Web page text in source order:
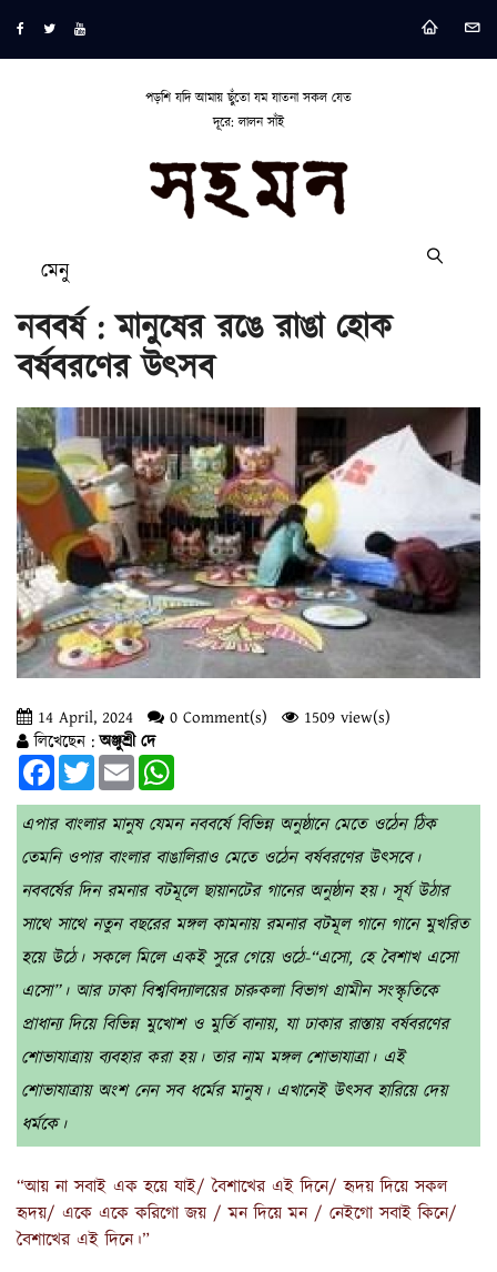
পড়শি যদি আমায় ছুঁতো যম যাতনা সকল যেত
দূরে: লালন সাঁই
মেনু
নববর্ষ : মানুষের রঙে রাঙা হোক
বর্ষবরণের উৎসব
14 April, 2024 0 Comment(s)
1509 view(s)
লিখেছেন :অঞ্জুশ্রী দে
FacebookTwitterEmail
এপার বাংলার মানুষ যেমন নববর্ষে বিভিন্ন অনুষ্ঠানে মেতে ওঠেন ঠিক
তেমনি ওপার বাংলার বাঙালিরাও মেতে ওঠেন বর্ষবরণের উৎসবে।
নববর্ষের দিন রমনার বটমূলে ছায়ানটের গানের অনুষ্ঠান হয়। সূর্য উঠার
সাথে সাথে নতুন বছরের মঙ্গল কামনায় রমনার বটমূল গানে গানে মুখরিত
হয়ে উঠে। সকলে মিলে একই সুরে গেয়ে ওঠে-“এসো, হে বৈশাখ এসো
এসো”। আর ঢাকা বিশ্ববিদ্যালয়ের চারুকলা বিভাগ গ্রামীন সংস্কৃতিকে
প্রাধান্য দিয়ে বিভিন্ন মুখোশ ও মুর্তি বানায়, যা ঢাকার রাস্তায় বর্ষবরণের
শোভাযাত্রায় ব্যবহার করা হয়। তার নাম মঙ্গল শোভাযাত্রা। এই
শোভাযাত্রায় অংশ নেন সব ধর্মের মানুষ। এখানেই উৎসব হারিয়ে দেয়
ধর্মকে।
“আয় না সবাই এক হয়ে যাই/ বৈশাখের এই দিনে/ হৃদয় দিয়ে সকল
হৃদয়/ একে একে করিগো জয় / মন দিয়ে মন / নেইগো সবাই কিনে/
বৈশাখের এই দিনে।”